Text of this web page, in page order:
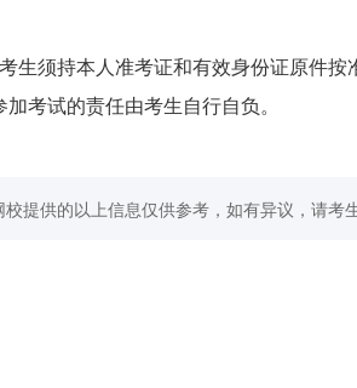
生须持本人准考证和有效身份证原件按
考试的责任由考生自行自负。
提供的以上信息仅供参考，如有异议，请考